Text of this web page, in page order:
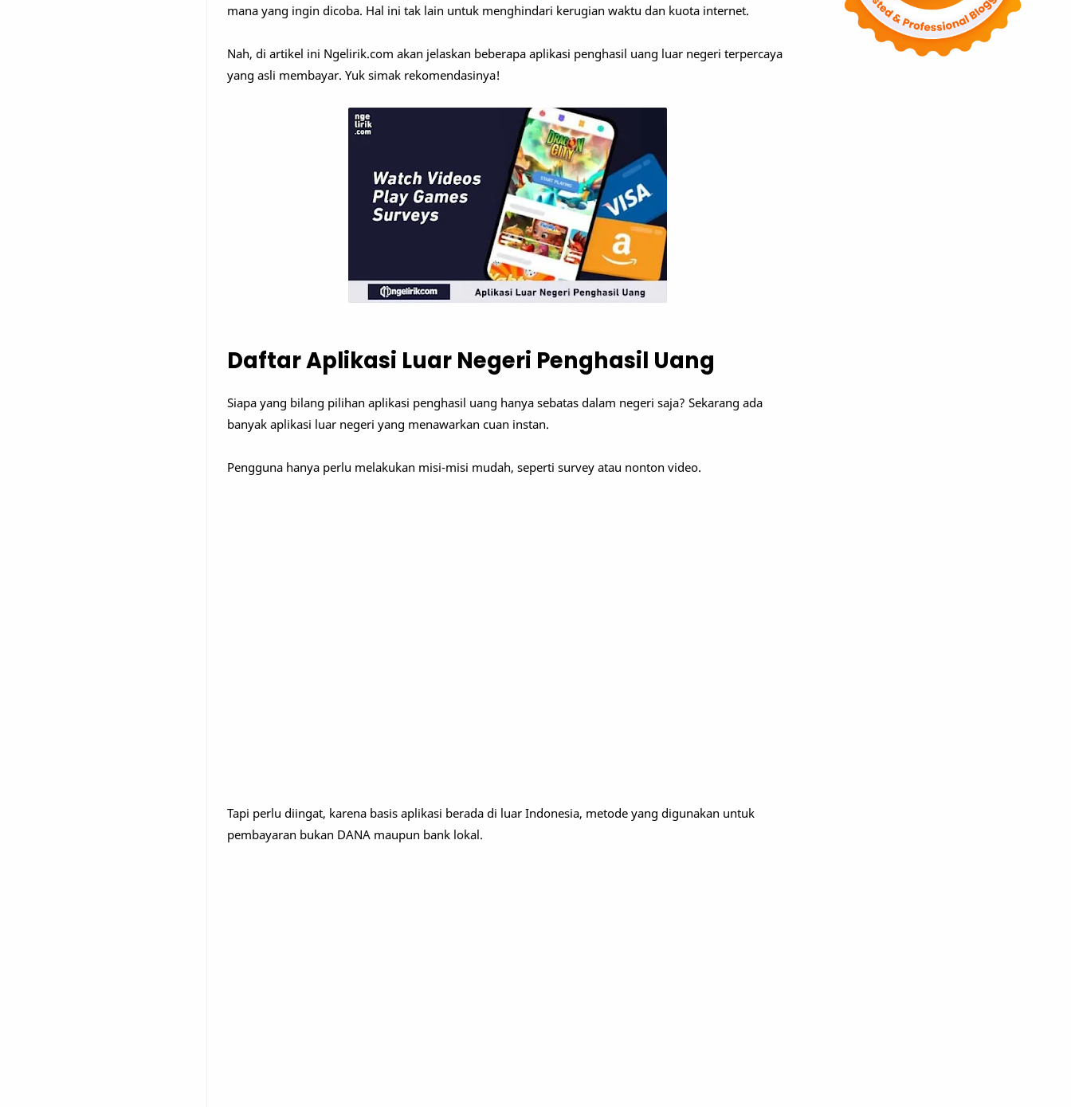
mana yang ingin dicoba. Hal ini tak lain untuk menghindari kerugian waktu dan kuota internet.
Nah, di artikel ini Ngelirik.com akan jelaskan beberapa aplikasi penghasil uang luar negeri terpercaya
yang asli membayar. Yuk simak rekomendasinya!
Daftar Aplikasi Luar Negeri Penghasil Uang
Siapa yang bilang pilihan aplikasi penghasil uang hanya sebatas dalam negeri saja? Sekarang ada
banyak aplikasi luar negeri yang menawarkan cuan instan.
Pengguna hanya perlu melakukan misi-misi mudah, seperti survey atau nonton video.
Tapi perlu diingat, karena basis aplikasi berada di luar Indonesia, metode yang digunakan untuk
pembayaran bukan DANA maupun bank lokal.